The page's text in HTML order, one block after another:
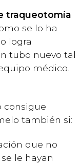
traqueotomía
se lo ha
logra
tubo nuevo tal
médico.
consigue
también si:
que no
le hayan